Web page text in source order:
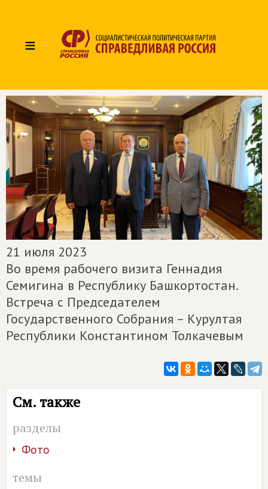
≡
21 июля 2023
Во время рабочего визита Геннадия
Семигина в Республику Башкортостан.
Встреча с Председателем
Государственного Собрания – Курултая
Республики Константином Толкачевым
См. также
разделы
Фото
темы